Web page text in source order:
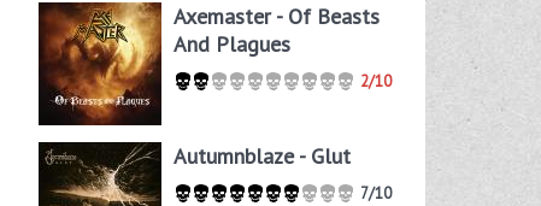
Axemaster - Of Beasts
And Plagues
2/10
Autumnblaze - Glut
7/10